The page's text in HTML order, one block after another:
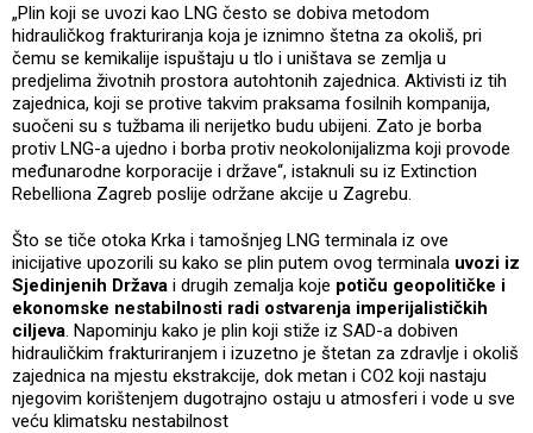
„Plin koji se uvozi kao LNG često se dobiva metodom
hidrauličkog frakturiranja koja je iznimno štetna za okoliš, pri
čemu se kemikalije ispuštaju u tlo i uništava se zemlja u
predjelima životnih prostora autohtonih zajednica. Aktivisti iz tih
zajednica, koji se protive takvim praksama fosilnih kompanija,
suočeni su s tužbama ili nerijetko budu ubijeni. Zato je borba
protiv LNG-a ujedno i borba protiv neokolonijalizma koji provode
međunarodne korporacije i države“, istaknuli su iz Extinction
Rebelliona Zagreb poslije održane akcije u Zagrebu.
Što se tiče otoka Krka i tamošnjeg LNG terminala iz ove
inicijative upozorili su kako se plin putem ovog terminala uvozi iz
Sjedinjenih Država i drugih zemalja koje potiču geopolitičke i
ekonomske nestabilnosti radi ostvarenja imperijalističkih
ciljeva. Napominju kako je plin koji stiže iz SAD-a dobiven
hidrauličkim frakturiranjem i izuzetno je štetan za zdravlje i okoliš
zajednica na mjestu ekstrakcije, dok metan i CO2 koji nastaju
njegovim korištenjem dugotrajno ostaju u atmosferi i vode u sve
veću klimatsku nestabilnost